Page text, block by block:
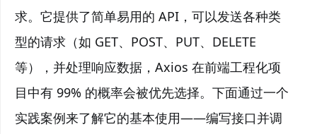
求。它提供了简单易用的 API，可以发送各种类
型的请求（如 GET、POST、PUT、DELETE
等），并处理响应数据，Axios 在前端工程化项
目中有 99% 的概率会被优先选择。下面通过一个
实践案例来了解它的基本使用——编写接口并调